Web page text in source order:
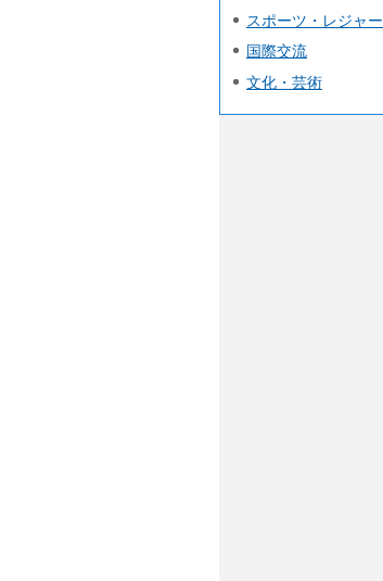
スポーツ・レジャー
国際交流
文化・芸術